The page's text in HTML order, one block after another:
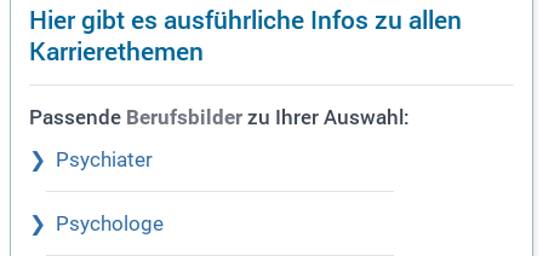
Hier gibt es ausführliche Infos zu allen
Karrierethemen
Passende Berufsbilder zu Ihrer Auswahl:
Psychiater
Psychologe